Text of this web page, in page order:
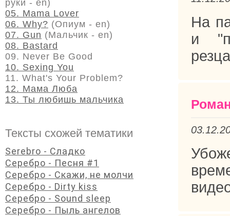
На
и
руки - en)
05. Mama Lover
06. Why? (Опиум - en)
07. Gun (Мальчик - en)
08. Bastard
09. Never Be Good
10. Sexing You
11. What's Your Problem?
12. Мама Люба
13. Ты любишь мальчика
Тексты схожей тематики
Serebro - Сладко
Серебро - Песня #1
Серебро - Скажи, не молчи
Серебро - Dirty kiss
Серебро - Sound sleep
Серебро - Пыль ангелов